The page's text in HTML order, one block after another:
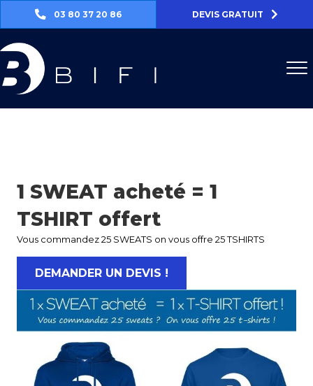
03 80 37 20 86 DEVIS GRATUIT
1 SWEAT acheté = 1
TSHIRT offert
Vous commandez 25 SWEATS on vous offre 25 TSHIRTS
DEMANDER UN DEVIS !